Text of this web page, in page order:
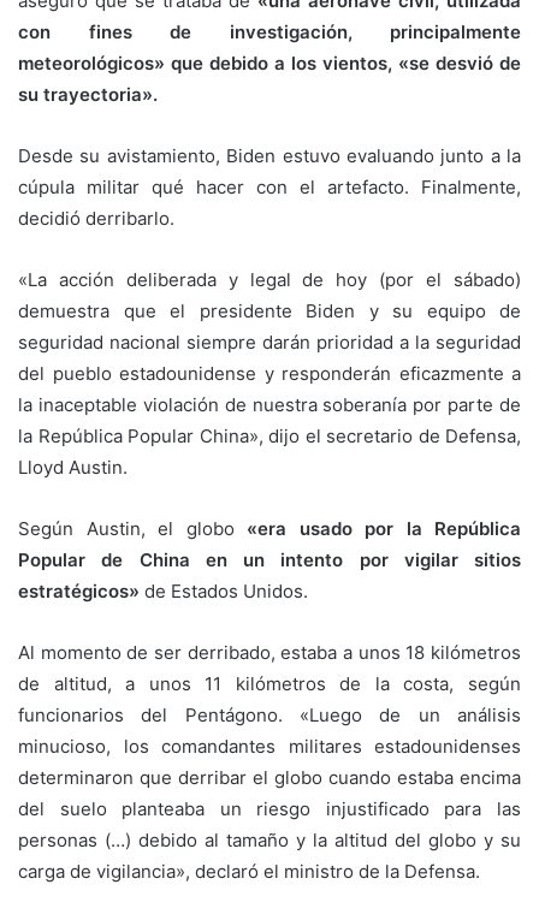
con fines de investigación, principalmente
meteorológicos» que debido a los vientos, «se desvió de
su trayectoria».
Desde su avistamiento, Biden estuvo evaluando junto a la
cúpula militar qué hacer con el artefacto. Finalmente,
decidió derribarlo.
«La acción deliberada y legal de hoy (por el sábado)
demuestra que el presidente Biden y su equipo de
seguridad nacional siempre darán prioridad a la seguridad
del pueblo estadounidense y responderán eficazmente a
la inaceptable violación de nuestra soberanía por parte de
la República Popular China», dijo el secretario de Defensa,
Lloyd Austin.
Según Austin, el globo «era usado por la República
Popular de China en un intento por vigilar sitios
estratégicos» de Estados Unidos.
Al momento de ser derribado, estaba a unos 18 kilómetros
de altitud, a unos 11 kilómetros de la costa, según
funcionarios del Pentágono. «Luego de un análisis
minucioso, los comandantes militares estadounidenses
determinaron que derribar el globo cuando estaba encima
del suelo planteaba un riesgo injustificado para las
personas (…) debido al tamaño y la altitud del globo y su
carga de vigilancia», declaró el ministro de la Defensa.